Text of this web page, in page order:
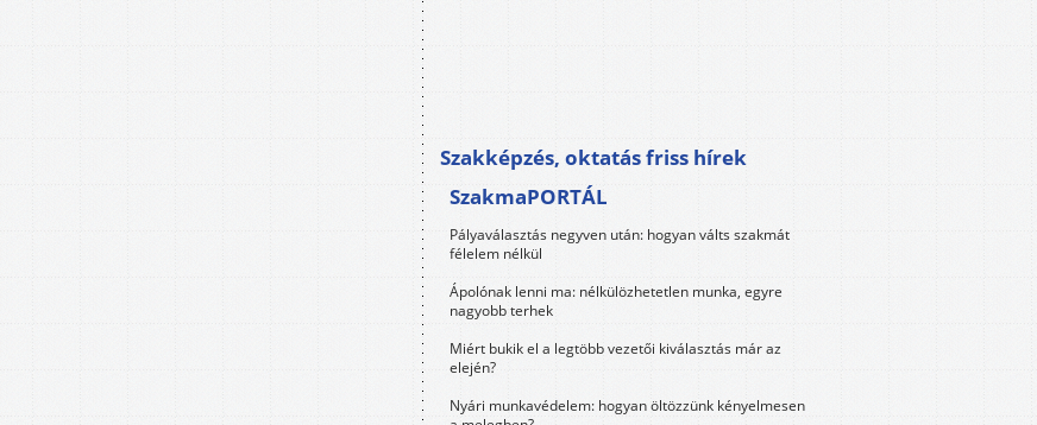
Szakképzés, oktatás friss hírek
SzakmaPORTÁL
Pályaválasztás negyven után: hogyan válts szakmát
félelem nélkül
Ápolónak lenni ma: nélkülözhetetlen munka, egyre
nagyobb terhek
Miért bukik el a legtöbb vezetői kiválasztás már az
elején?
Nyári munkavédelem: hogyan öltözzünk kényelmesen